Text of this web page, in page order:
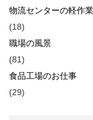
物流センターの軽作業
(18)
職場の風景
(81)
食品工場のお仕事
(29)